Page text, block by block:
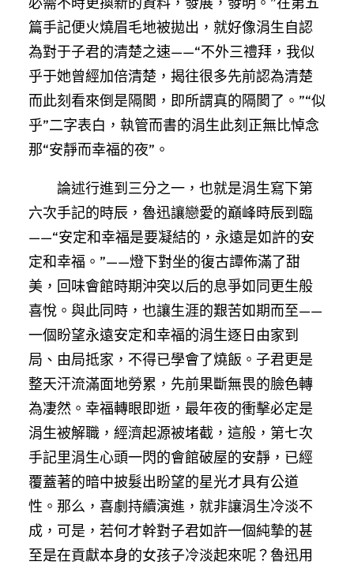
篇手記便火燒眉毛地被拋出，就好像涓生自認
為對于子君的清楚之速——“不外三禮拜，我似
乎于她曾經加倍清楚，揭往很多先前認為清楚
而此刻看來倒是隔閡，即所謂真的隔閡了。”“似
乎”二字表白，執管而書的涓生此刻正無比悼念
那“安靜而幸福的夜”。
論述行進到三分之一，也就是涓生寫下第
六次手記的時辰，魯迅讓戀愛的巔峰時辰到臨
——“安定和幸福是要凝結的，永遠是如許的安
定和幸福。”——燈下對坐的復古譚佈滿了甜
美，回味會館時期沖突以后的息爭如同更生般
喜悅。與此同時，也讓生涯的艱苦如期而至——
一個盼望永遠安定和幸福的涓生逐日由家到
局、由局抵家，不得已學會了燒飯。子君更是
整天汗流滿面地勞累，先前果斷無畏的臉色轉
為凄然。幸福轉眼即逝，最年夜的衝擊必定是
涓生被解職，經濟起源被堵截，這般，第七次
手記里涓生心頭一閃的會館破屋的安靜，已經
覆蓋著的暗中披髮出盼望的星光才具有公道
性。那么，喜劇持續演進，就非讓涓生冷淡不
成，可是，若何才幹對子君如許一個純摯的甚
至是在貢獻本身的女孩子冷淡起來呢？魯迅用